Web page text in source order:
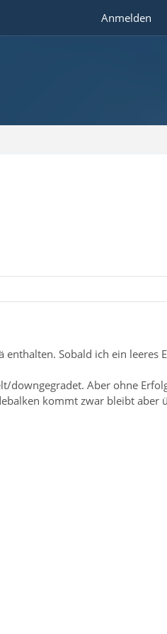
Anmelden
Sobald ich ein leeres
downgegradet. Aber ohne
kommt zwar bleibt aber